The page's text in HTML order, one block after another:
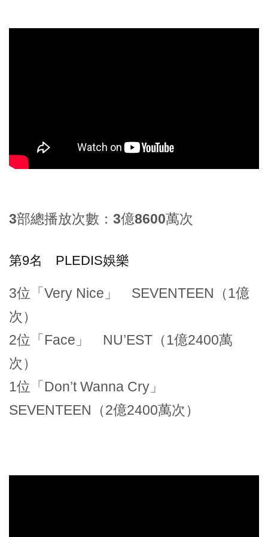
3部總播放次數：3億8600萬次
第9名 PLEDIS娛樂
3位「Very Nice」 SEVENTEEN（1億
次）
2位「Face」 NU’EST（1億2400萬
次）
1位「Don’t Wanna Cry」
SEVENTEEN（2億2400萬次）